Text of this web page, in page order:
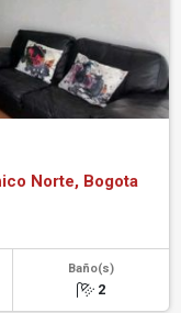
Norte, Bogota
Baño(s)
2